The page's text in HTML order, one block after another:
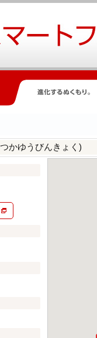
かゆうびんきょく)